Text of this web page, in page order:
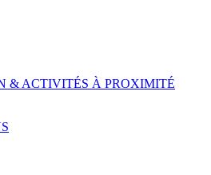
& ACTIVITÉS À PROXIMITÉ